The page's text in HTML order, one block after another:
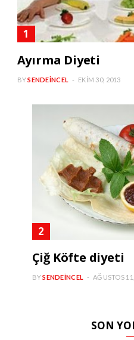
Ayırma Diyeti
BYSENDEINCEL EKIM 30, 2013
Çiğ Köfte diyeti
BYSENDEINCEL AĞUSTOS
SON